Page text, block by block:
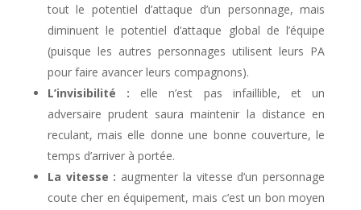
tout le potentiel d’attaque d’un personnage, mais
diminuent le potentiel d’attaque global de l’équipe
(puisque les autres personnages utilisent leurs PA
pour faire avancer leurs compagnons).
L’invisibilité : elle n’est pas infaillible, et un
adversaire prudent saura maintenir la distance en
reculant, mais elle donne une bonne couverture, le
temps d’arriver à portée.
La vitesse : augmenter la vitesse d’un personnage
coute cher en équipement, mais c’est un bon moyen